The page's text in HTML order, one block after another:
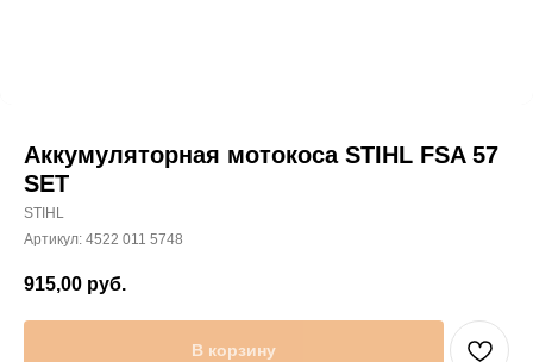
Аккумуляторная мотокоса STIHL FSA 57
SET
STIHL
Артикул: 4522 011 5748
915,00 руб.
В корзину